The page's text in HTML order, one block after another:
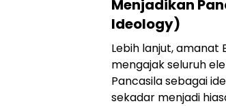
Menjadikan
Ideology)
Lebih lanjut, amanat
mengajak seluruh
Pancasila sebagai
sekadar menjadi